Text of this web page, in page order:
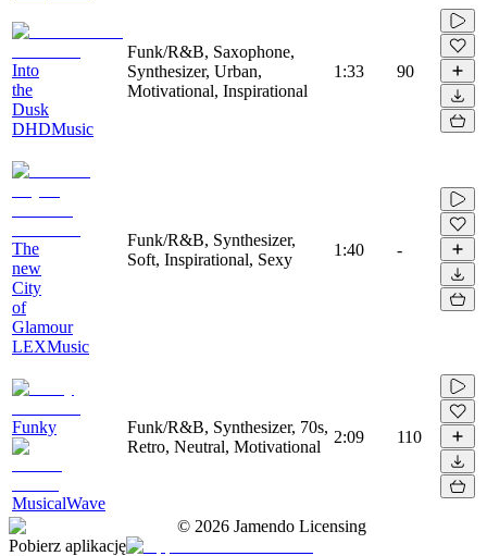
Into
the
Dusk
DHDMusic
Funk/R&B, Saxophone,
Synthesizer, Urban,
Motivational, Inspirational
1:33 90
The
new
City
of
Glamour
LEXMusic
Funk/R&B, Synthesizer,
Soft, Inspirational, Sexy
1:40 -
Funky
MusicalWave
Funk/R&B, Synthesizer, 70s,
Retro, Neutral, Motivational
2:09 110
© 2026 Jamendo Licensing
Pobierz aplikację